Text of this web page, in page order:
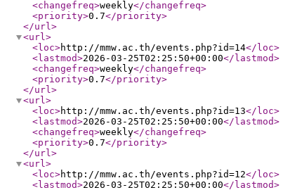
<changefreq>weekly</changefreq>
<priority>0.7</priority>
</url>
<url>
<loc>http://mmw.ac.th/events.php?id=14</loc>
<lastmod>2026-03-25T02:25:50+00:00</lastmod>
<changefreq>weekly</changefreq>
<priority>0.7</priority>
</url>
<url>
<loc>http://mmw.ac.th/events.php?id=13</loc>
<lastmod>2026-03-25T02:25:50+00:00</lastmod>
<changefreq>weekly</changefreq>
<priority>0.7</priority>
</url>
<url>
<loc>http://mmw.ac.th/events.php?id=12</loc>
<lastmod>2026-03-25T02:25:50+00:00</lastmod>